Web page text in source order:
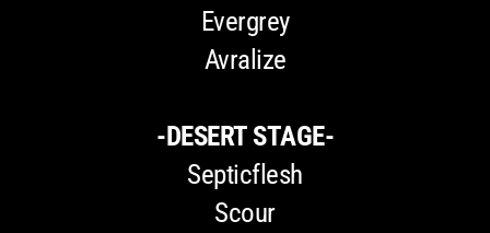
Evergrey
Avralize
-DESERT STAGE-
Septicflesh
Scour